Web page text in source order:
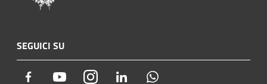
SEGUICI SU
Facebook YoutubeInstagram LinkedIn